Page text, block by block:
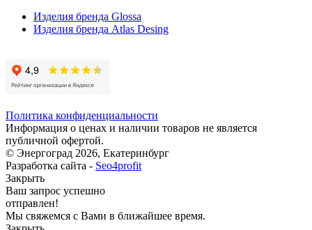
Изделия бренда Glossa
Изделия бренда Atlas Desing
Политика конфиденциальности
Информация о ценах и наличии товаров не является
публичной офертой.
© Энергоград 2026, Екатеринбург
Разработка сайта - Seo4profit
Закрыть
Ваш запрос успешно
отправлен!
Мы свяжемся с Вами в ближайшее время.